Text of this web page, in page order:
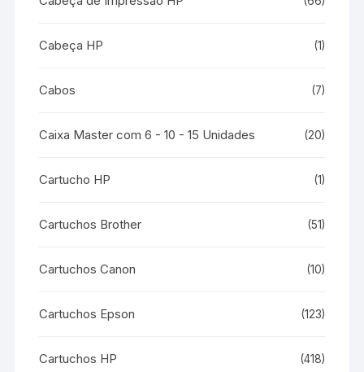
Cabeça HP (1)
Cabos (7)
Caixa Master com 6 - 10 - 15 Unidades (20)
Cartucho HP (1)
Cartuchos Brother (51)
Cartuchos Canon (10)
Cartuchos Epson (123)
Cartuchos HP (418)